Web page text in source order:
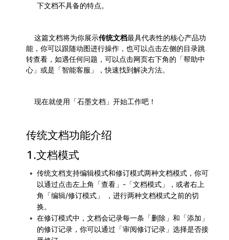
下文档不具备的特点。
	这篇文档将为你展示
传统文档最具代表性的核心产品功
能，你可以跟随动图进行操作，也可以点击左侧的目录跳
转查看，如遇任何问题，可以点击网页右下角的「帮助中
心」或是「智能客服」，快速找到解决方法。
	现在就使用「石墨文档」开始工作吧！
传统文档功能介绍
1.文档模式
传统文档支持编辑模式和修订模式两种文档模式，你可
以通过点击左上角「查看」-「文档模式」，或者右上
角「编辑/修订模式」 ，进行两种文档模式之前的切
换。
在修订模式中，文档会记录每一条「删除」和「添加」
的修订记录，你可以通过「审阅修订记录」选择是否接